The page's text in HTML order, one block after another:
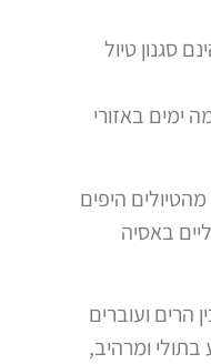
סגנון טיול
ימים באזורי
היפים
באסיה
הרים ועוברים
ומרהיב,